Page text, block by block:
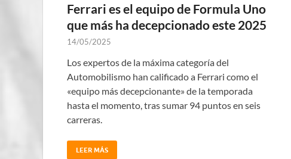
Ferrari es el equipo de Formula Uno
que más ha decepcionado este 2025
14/05/2025
Los expertos de la máxima categoría del
Automobilismo han calificado a Ferrari como el
«equipo más decepcionante» de la temporada
hasta el momento, tras sumar 94 puntos en seis
carreras.
LEER MÁS